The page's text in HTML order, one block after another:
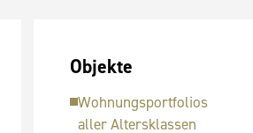
Objekte
Wohnungsportfolios
aller Altersklassen